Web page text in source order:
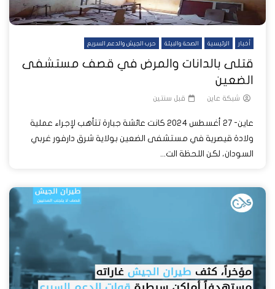
أخبار الرئيسية الصحة والبيئة حرب الجيش والدعم السريع
قتلى بالدانات والمرض في قصف مستشفى
الضعين
شبكة عاين قبل سنتين
عاين- 27 أغسطس 2024 كانت عائشة جبارة تتأهب لإجراء عملية
ولادة قيصرية في مستشفى الضعين بولاية شرق دارفور غربي
السودان، لكن اللحظة الت...